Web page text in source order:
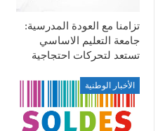
تزامنا مع العودة المدرسية:
جامعة التعليم الاساسي
تستعد لتحركات احتجاجية
الأخبار الوطنية